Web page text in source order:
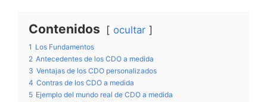
Contenidos ocultar
1 Los Fundamentos
2 Antecedentes de los CDO a medida
3 Ventajas de los CDO personalizados
4 Contras de los CDO a medida
5 Ejemplo del mundo real de CDO a medida